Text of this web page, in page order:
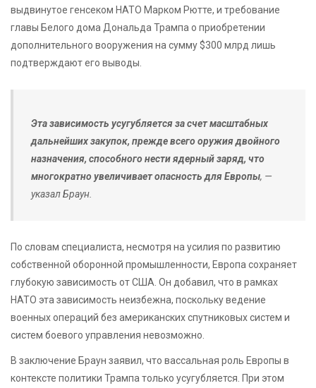
выдвинутое генсеком НАТО Марком Рютте, и требование
главы Белого дома Дональда Трампа о приобретении
дополнительного вооружения на сумму $300 млрд лишь
подтверждают его выводы.
Эта зависимость усугубляется за счет масштабных
дальнейших закупок, прежде всего оружия двойного
назначения, способного нести ядерный заряд, что
многократно увеличивает опасность для Европы, —
указал Браун.
По словам специалиста, несмотря на усилия по развитию
собственной оборонной промышленности, Европа сохраняет
глубокую зависимость от США. Он добавил, что в рамках
НАТО эта зависимость неизбежна, поскольку ведение
военных операций без американских спутниковых систем и
систем боевого управления невозможно.
В заключение Браун заявил, что вассальная роль Европы в
контексте политики Трампа только усугубляется. При этом